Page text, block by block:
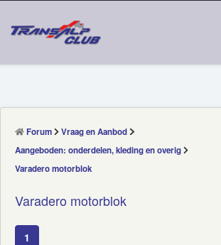
Forum
Vraag en Aanbod
Aangeboden: onderdelen, kleding en overig
Varadero motorblok
Varadero motorblok
1